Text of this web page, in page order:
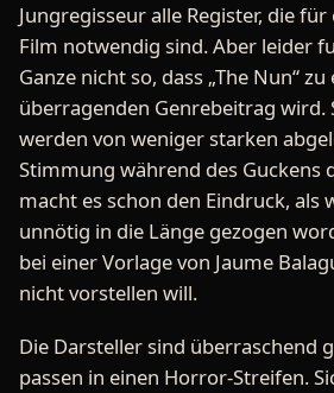
Jungregisseur alle Register, die
Film notwendig sind. Aber leider
Ganze nicht so, dass „The Nun“ zu
überragenden Genrebeitrag wird.
werden von weniger starken
Stimmung während des Guckens
macht es schon den Eindruck, als
unnötig in die Länge gezogen
bei einer Vorlage von Jaume
nicht vorstellen will.
Die Darsteller sind überraschend
passen in einen Horror-Streifen.